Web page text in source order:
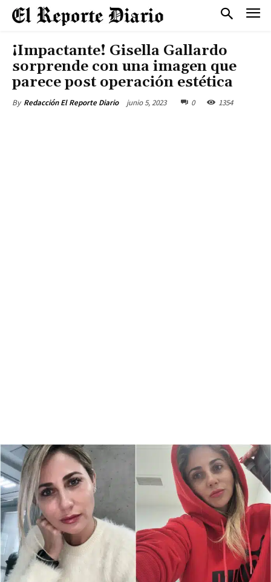
¡Impactante! Gisella Gallardo
sorprende con una imagen que
parece post operación estética
By Redacción El Reporte Diario junio 5, 2023 0 1354